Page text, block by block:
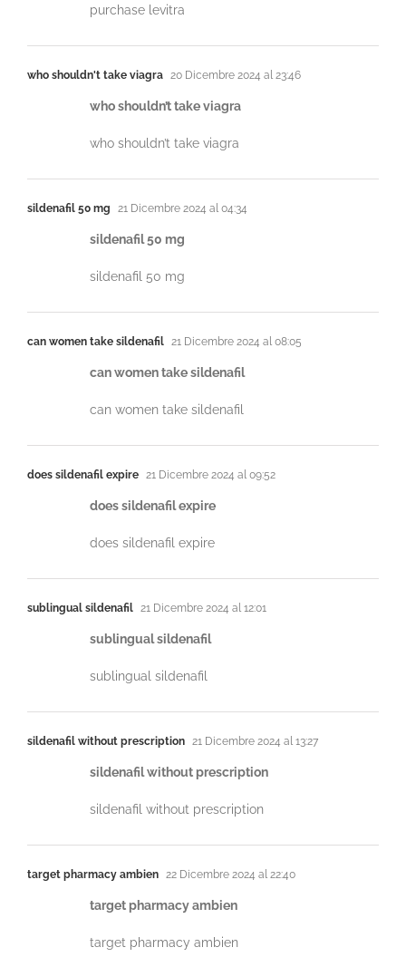
purchase levitra
who shouldn't take viagra 20 Dicembre 2024 al 23:46
who shouldn’t take viagra
who shouldn’t take viagra
sildenafil 50 mg 21 Dicembre 2024 al 04:34
sildenafil 50 mg
sildenafil 50 mg
can women take sildenafil 21 Dicembre 2024 al 08:05
can women take sildenafil
can women take sildenafil
does sildenafil expire 21 Dicembre 2024 al 09:52
does sildenafil expire
does sildenafil expire
sublingual sildenafil 21 Dicembre 2024 al 12:01
sublingual sildenafil
sublingual sildenafil
sildenafil without prescription 21 Dicembre 2024 al 13:27
sildenafil without prescription
sildenafil without prescription
target pharmacy ambien 22 Dicembre 2024 al 22:40
target pharmacy ambien
target pharmacy ambien